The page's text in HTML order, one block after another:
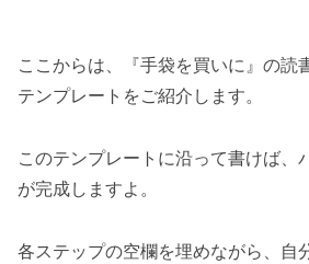
ここからは、『手袋を買いに』の読
テンプレートをご紹介します。
このテンプレートに沿って書けば、
が完成しますよ。
各ステップの空欄を埋めながら、自